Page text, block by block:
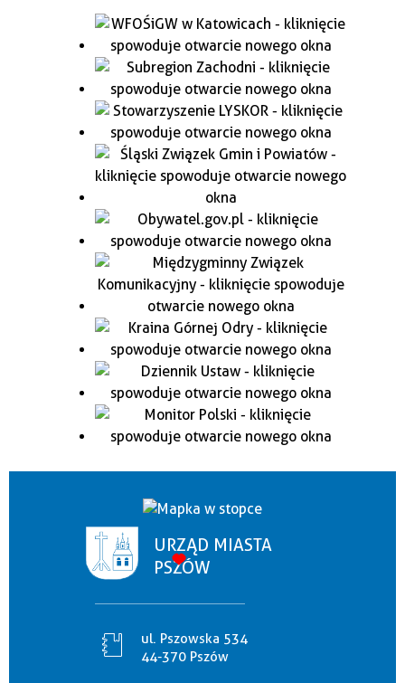
URZĄD MIASTA
PSZÓW
ul. Pszowska 534
44-370 Pszów